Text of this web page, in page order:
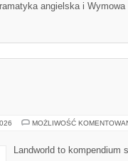
angielska i
MOŻLIWOŚĆ
Landworld to kompendium